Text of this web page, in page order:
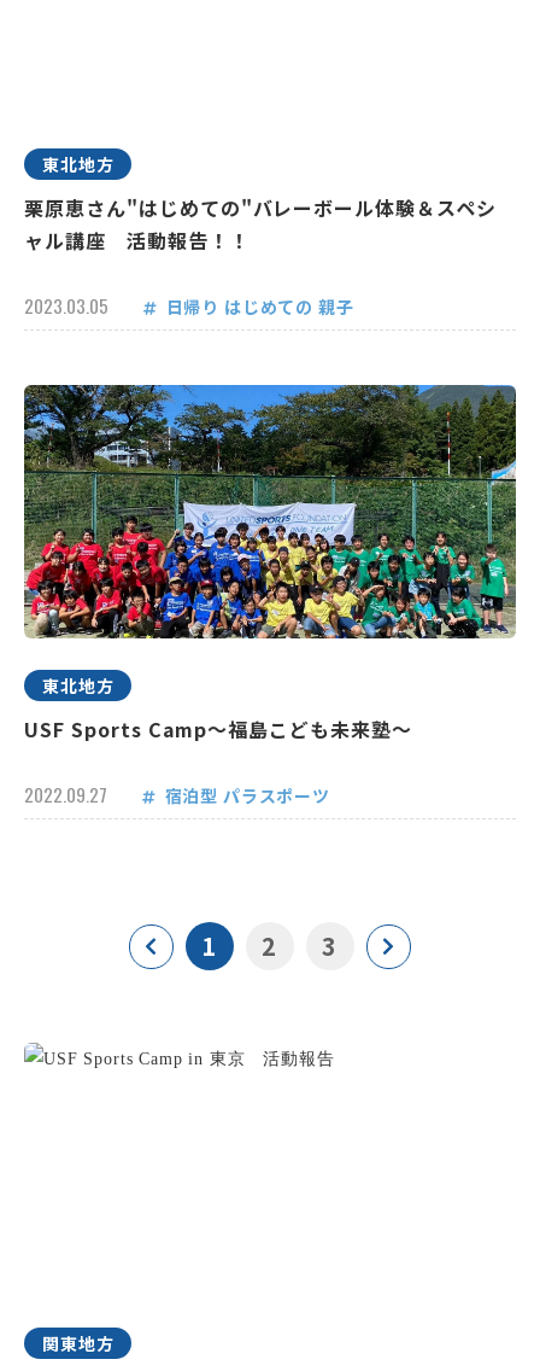
東北地方
栗原恵さん"はじめての"バレーボール体験＆スペシ
ャル講座 活動報告！！
2023.03.05 日帰り はじめての 親子
東北地方
USF Sports Camp～福島こども未来塾～
2022.09.27 宿泊型 パラスポーツ
1 2 3
関東地方